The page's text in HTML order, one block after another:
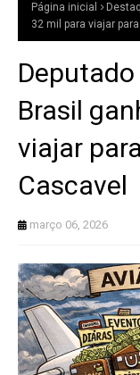
Página inicial
32 mil para viajar
Brasil
viajar
Cascavel
março 06, 2026